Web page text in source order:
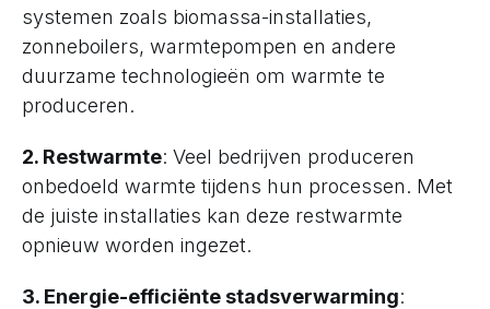
systemen zoals biomassa-installaties,
zonneboilers, warmtepompen en andere
duurzame technologieën om warmte te
produceren.
2. Restwarmte: Veel bedrijven produceren
onbedoeld warmte tijdens hun processen. Met
de juiste installaties kan deze restwarmte
opnieuw worden ingezet.
3. Energie-efficiënte stadsverwarming: